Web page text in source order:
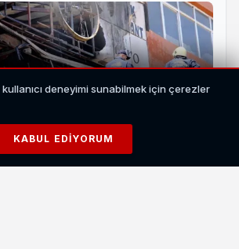
deneyimi sunabilmek için çerezler
KABUL EDIYORUM